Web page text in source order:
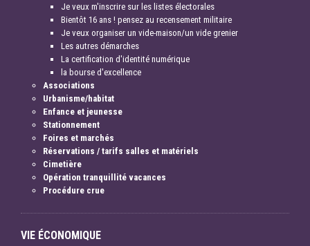
Je veux m'inscrire sur les listes électorales
Bientôt 16 ans ! pensez au recensement militaire
Je veux organiser un vide-maison/un vide grenier
Les autres démarches
La certification d'identité numérique
la bourse d'excellence
Associations
Urbanisme/habitat
Enfance et jeunesse
Stationnement
Foires et marchés
Réservations / tarifs salles et matériels
Cimetière
Opération tranquillité vacances
Procédure crue
VIE ÉCONOMIQUE